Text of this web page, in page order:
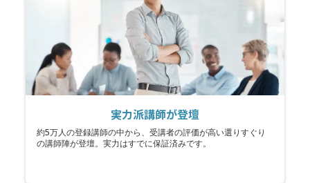
実力派講師が登壇
約5万人の登録講師の中から、受講者の評価が高い選りすぐり
の講師陣が登壇。実力はすでに保証済みです。